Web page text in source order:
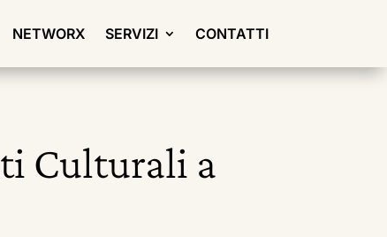
NETWORX SERVIZI CONTATTI
Culturali a